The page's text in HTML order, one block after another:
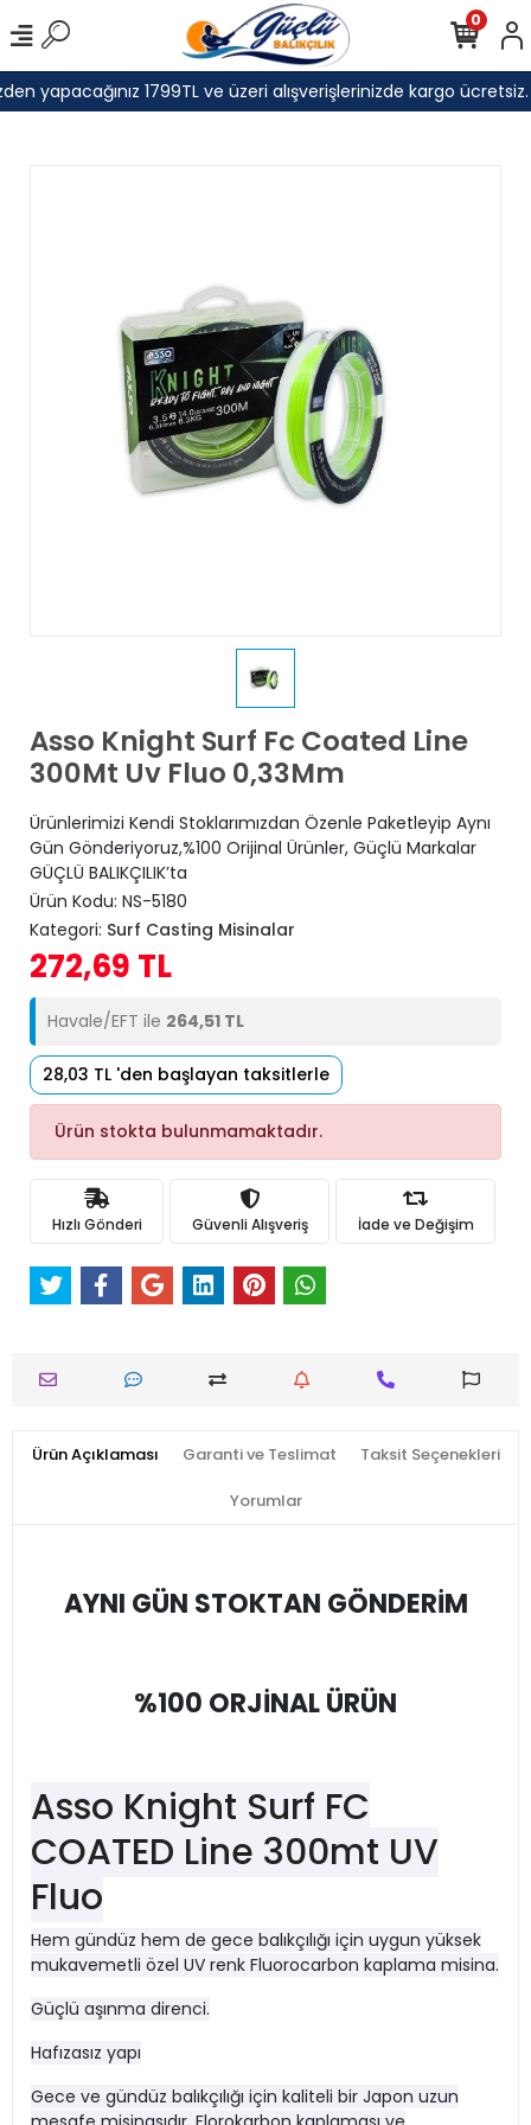
yapacağınız 1799TL ve üzeri alışverişlerinizde kargo ücretsiz.
0
Asso Knight Surf Fc Coated Line
300Mt Uv Fluo 0,33Mm
Ürünlerimizi Kendi Stoklarımızdan Özenle Paketleyip Aynı
Gün Gönderiyoruz,%100 Orijinal Ürünler, Güçlü Markalar
GÜÇLÜ BALIKÇILIK’ta
Ürün Kodu: NS-5180
Kategori: Surf Casting Misinalar
272,69 TL
Havale/EFT ile 264,51 TL
28,03 TL 'den başlayan taksitlerle
Ürün stokta bulunmamaktadır.
Hızlı Gönderi Güvenli Alışveriş İade ve Değişim
Ürün Açıklaması Garanti ve Teslimat Taksit Seçenekleri
Yorumlar
AYNI GÜN STOKTAN GÖNDERİM
%100 ORJİNAL ÜRÜN
Asso Knight Surf FC
COATED Line 300mt UV
Fluo
Hem gündüz hem de gece balıkçılığı için uygun yüksek
mukavemetli özel UV renk Fluorocarbon kaplama misina.
Güçlü aşınma direnci.
Hafızasız yapı
Gece ve gündüz balıkçılığı için kaliteli bir Japon uzun